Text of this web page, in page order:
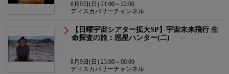
8月9日(日) 21:00～22:00
ディスカバリーチャンネル
【日曜宇宙シアター拡大SP】宇宙未来飛行 生
命探査の旅：惑星ハンター(二)
8月9日(日) 23:00～00:00
ディスカバリーチャンネル